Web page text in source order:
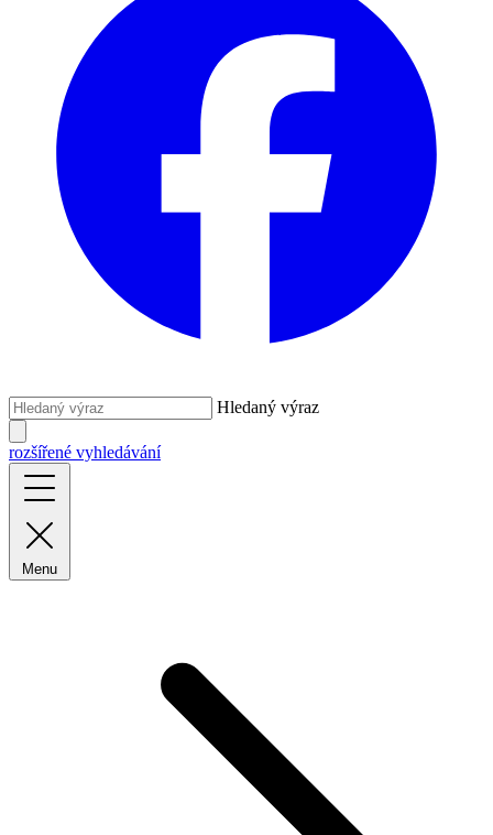
Hledaný výraz
rozšířené vyhledávání
Menu